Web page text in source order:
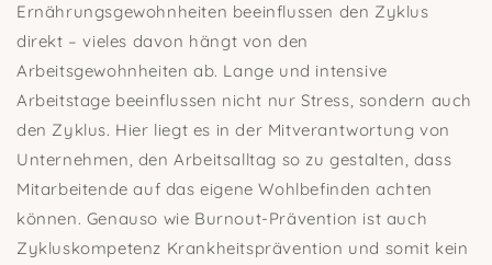
Ernährungsgewohnheiten beeinflussen den Zyklus
direkt – vieles davon hängt von den
Arbeitsgewohnheiten ab. Lange und intensive
Arbeitstage beeinflussen nicht nur Stress, sondern auch
den Zyklus. Hier liegt es in der Mitverantwortung von
Unternehmen, den Arbeitsalltag so zu gestalten, dass
Mitarbeitende auf das eigene Wohlbefinden achten
können. Genauso wie Burnout-Prävention ist auch
Zykluskompetenz Krankheitsprävention und somit kein